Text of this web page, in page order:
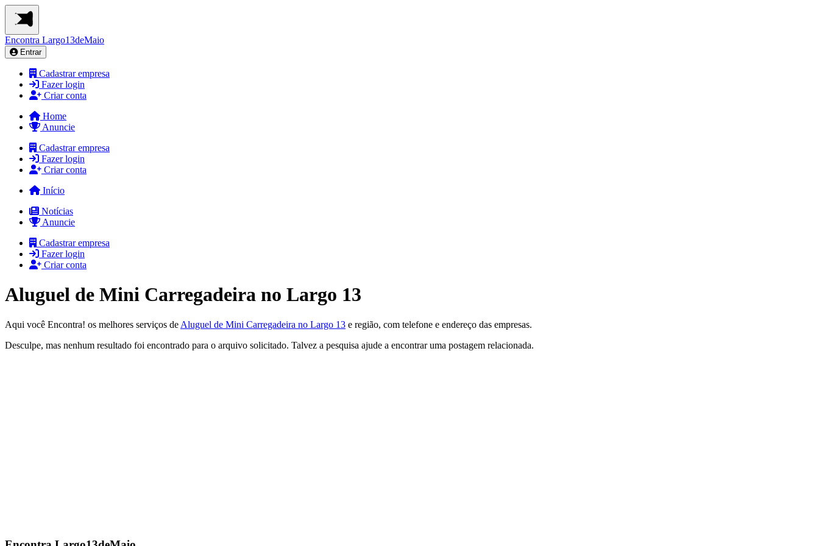
Encontra Largo13deMaio
Entrar
Cadastrar empresa
Fazer login
Criar conta
Home
Anuncie
Cadastrar empresa
Fazer login
Criar conta
Início
Notícias
Anuncie
Cadastrar empresa
Fazer login
Criar conta
Aluguel de Mini Carregadeira no Largo 13
Aqui você Encontra! os melhores serviços de Aluguel de Mini Carregadeira no Largo 13 e região, com telefone e endereço das empresas.
Desculpe, mas nenhum resultado foi encontrado para o arquivo solicitado. Talvez a pesquisa ajude a encontrar uma postagem relacionada.